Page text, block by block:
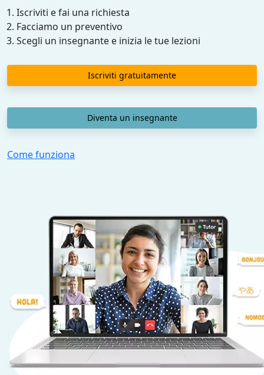
Iscriviti e fai una richiesta
Facciamo un preventivo
Scegli un insegnante e inizia le tue lezioni
Iscriviti gratuitamente
Diventa un insegnante
Come funziona